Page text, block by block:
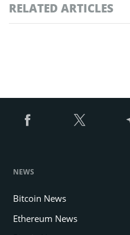
RELATED ARTICLES
NEWS
Bitcoin News
Ethereum News